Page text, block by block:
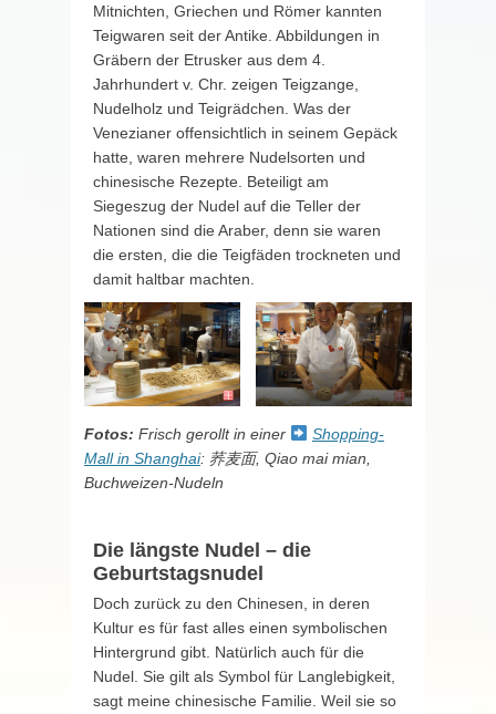
Mitnichten, Griechen und Römer kannten
Teigwaren seit der Antike. Abbildungen in
Gräbern der Etrusker aus dem 4.
Jahrhundert v. Chr. zeigen Teigzange,
Nudelholz und Teigrädchen. Was der
Venezianer offensichtlich in seinem Gepäck
hatte, waren mehrere Nudelsorten und
chinesische Rezepte. Beteiligt am
Siegeszug der Nudel auf die Teller der
Nationen sind die Araber, denn sie waren
die ersten, die die Teigfäden trockneten und
damit haltbar machten.
Fotos: Frisch gerollt in einer
Shopping-
Mall in Shanghai: 荞麦面, Qiao mai mian,
Buchweizen-Nudeln
Die längste Nudel – die
Geburtstagsnudel
Doch zurück zu den Chinesen, in deren
Kultur es für fast alles einen symbolischen
Hintergrund gibt. Natürlich auch für die
Nudel. Sie gilt als Symbol für Langlebigkeit,
sagt meine chinesische Familie. Weil sie so